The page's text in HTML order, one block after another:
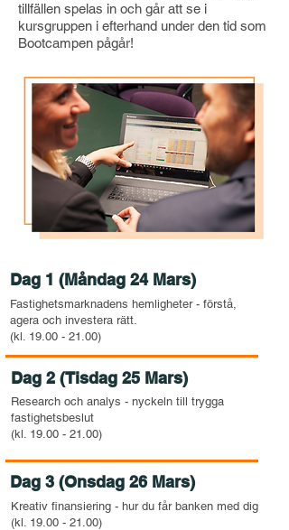
tillfällen spelas in och går att se i
kursgruppen i efterhand under den tid som
Bootcampen pågår!
Dag 1 (Måndag 24 Mars)
Fastighetsmarknadens hemligheter - förstå,
agera och investera rätt.
(kl. 19.00 - 21.00)
Dag 2 (Tisdag 25 Mars)
Research och analys - nyckeln till trygga
fastighetsbeslut
(kl. 19.00 - 21.00)
Dag 3 (Onsdag 26 Mars)
Kreativ finansiering - hur du får banken med dig
(kl. 19.00 - 21.00)